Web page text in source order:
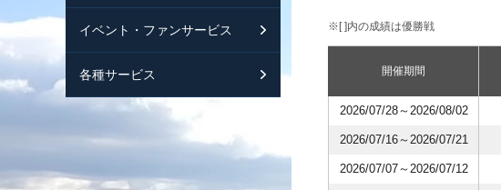
出走表・前日予想PDF
オーミー！フォーユー！
イベント・ファンサービス
各種サービス
メールマガジン案内
スマートフォンサイト紹介
※[ ]内の成績は優勝戦
開催期間
2026/07/28～2026/08/02
2026/07/16～2026/07/21
2026/07/07～2026/07/12